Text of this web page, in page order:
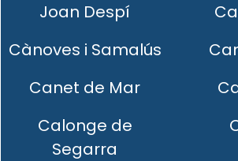
Joan Despí
Cànoves i Samalús
Canet de Mar
Calonge de
Segarra